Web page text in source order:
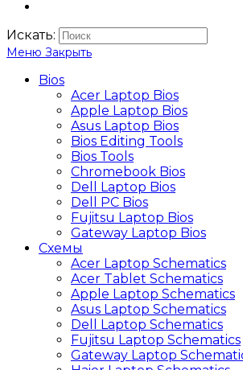
Искать:
Меню Закрыть
Bios
Acer Laptop Bios
Apple Laptop Bios
Asus Laptop Bios
Bios Editing Tools
Bios Tools
Chromebook Bios
Dell Laptop Bios
Dell PC Bios
Fujitsu Laptop Bios
Gateway Laptop Bios
Схемы
Acer Laptop Schematics
Acer Tablet Schematics
Apple Laptop Schematics
Asus Laptop Schematics
Dell Laptop Schematics
Fujitsu Laptop Schematics
Gateway Laptop